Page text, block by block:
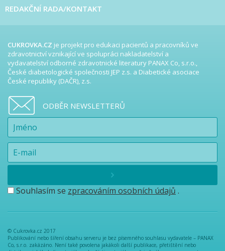
REDAKČNÍ RADA/KONTAKT
CUKROVKA.CZ je projekt pro edukaci pacientů a pracovníků ve
zdravotnictví vznikající ve spolupráci nakladatelství a
vydavatelství odborné zdravotnické literatury PANAX Co, s.r.o.,
České diabetologické společnosti JEP z.s. a Diabetické asociace
České republiky (DAČR), z.s.
ODBĚR NEWSLETTERŮ
Souhlasím se zpracováním osobních údajů .
© Cukrovka.cz 2017
Publikování nebo šíření obsahu serveru je bez písemného souhlasu vydavatele – PANAX
Co, s.r.o. zakázáno. Není také povolena jakákoli další publikace, přetištění nebo